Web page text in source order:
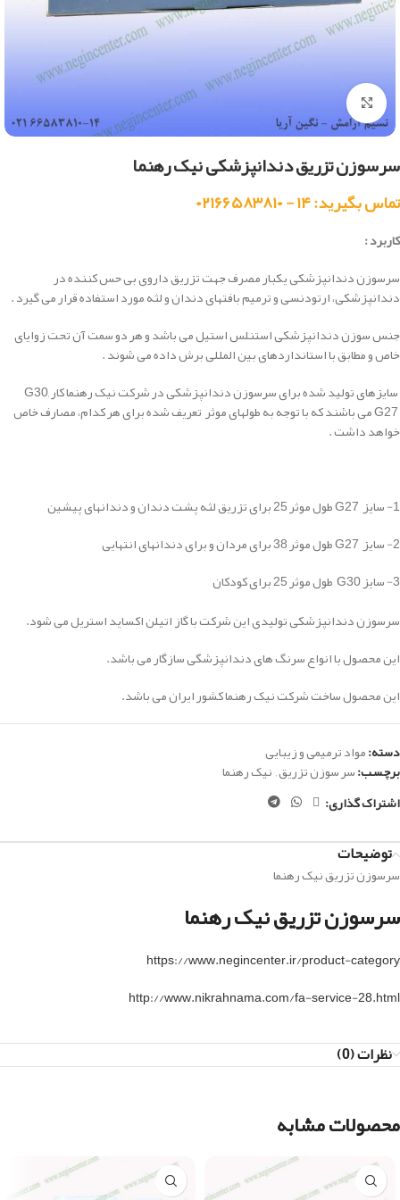
بزرگنمایی تصویر
سرسوزن تزریق دندانپزشکی نیک رهنما
تماس بگیرید: ۱۴ - ۰۲۱۶۶۵۸۳۸۱۰
کاربرد :
سرسوزن دندانپزشکی یکبار مصرف جهت تزریق داروی بی حس کننده در
دندانپزشکی، ارتودنسی و ترمیم بافتهای دندان و لثه مورد استفاده قرار می گیرد.
جنس سوزن دندانپزشکی استنلس استیل می باشد و هر دو سمت آن تحت زوایای
خاص و مطابق با استانداردهای بین المللی برش داده می شوند.
سایزهای تولید شده برای سرسوزن دندانپزشکی در شرکت نیک رهنما کارG30,
G27می باشند که با توجه به طولهای موثر تعریف شده برای هر کدام، مصارف خاص
خواهد داشت.
1- سایز G27طول موثر 25 برای تزریق لثه پشت دندان و دندانهای پیشین
2- سایز
G27طول موثر 38 برای مردان و برای دندانهای انتهایی
3- سایز
G30طول موثر 25 برای کودکان
سرسوزن دندانپزشکی تولیدی این شرکت با گاز اتیلن اکساید استریل می شود.
این محصول با انواع سرنگ های دندانپزشگی سازگار می باشد.
این محصول ساخت شرکت نیک رهنما کشور ایران می باشد.
دسته:مواد ترمیمی و زیبایی
برچسب:سر سوزن تزریق,نیک رهنما
اشتراک گذاری:
توضیحات
سرسوزن تزریق نیک رهنما
سرسوزن تزریق نیک رهنما
https://www.negincenter.ir/product-category
http://www.nikrahnama.com/fa-service-28.html
نظرات (0)
محصولات مشابه